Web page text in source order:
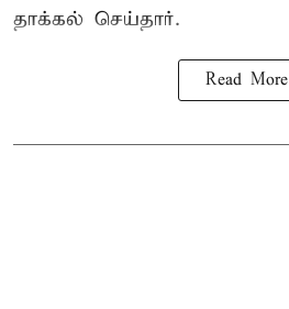
தாக்கல் செய்தார்.
Read More